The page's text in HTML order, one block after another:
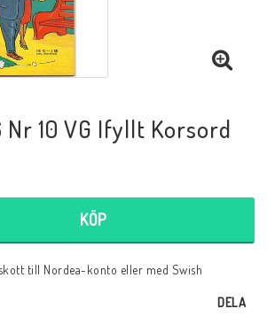
Nr 10 VG Ifyllt Korsord
KÖP
till Nordea-konto eller med Swish
DELA